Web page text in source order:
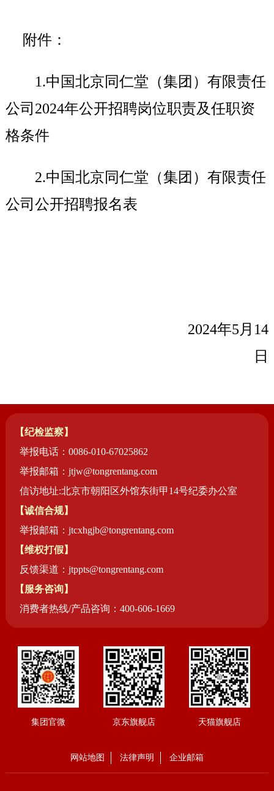
附件：
1.中国北京同仁堂（集团）有限责任
公司2024年公开招聘岗位职责及任职资
格条件
2.中国北京同仁堂（集团）有限责任
公司公开招聘报名表
2024年5月14
日
【纪检监察】
举报电话：0086-010-67025862
举报邮箱：jtjw@tongrentang.com
信访地址:北京市朝阳区外馆东街甲14号纪委办公室
【诚信合规】
举报邮箱：jtcxhgjb@tongrentang.com
【维权打假】
反馈渠道：jtppts@tongrentang.com
【服务咨询】
消费者热线/产品咨询：400-606-1669
网站地图 法律声明 企业邮箱
集团官微 京东旗舰店 天猫旗舰店